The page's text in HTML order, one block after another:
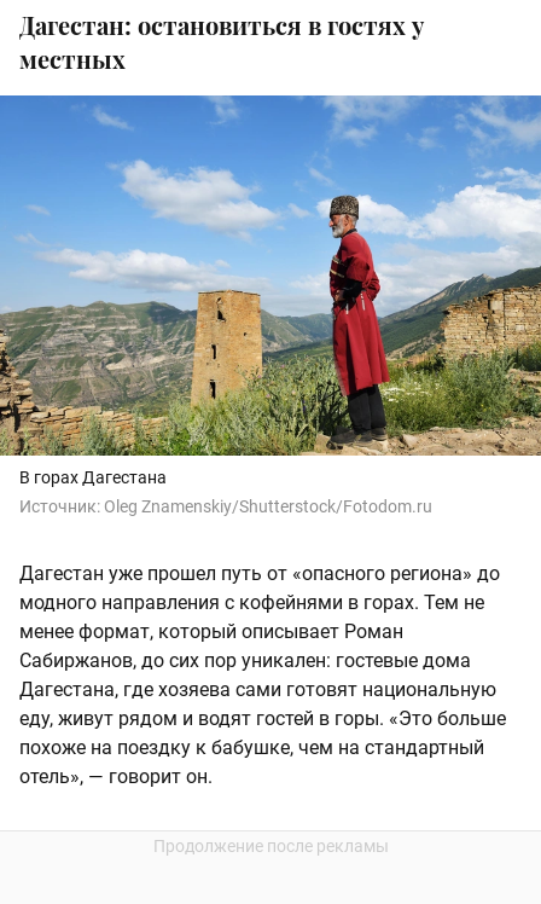
Дагестан: остановиться в гостях у
местных
В горах Дагестана
Источник: Oleg Znamenskiy/Shutterstock/Fotodom.ru
Дагестан уже прошел путь от «опасного региона» до
модного направления с кофейнями в горах. Тем не
менее формат, который описывает Роман
Сабиржанов, до сих пор уникален: гостевые дома
Дагестана, где хозяева сами готовят национальную
еду, живут рядом и водят гостей в горы. «Это больше
похоже на поездку к бабушке, чем на стандартный
отель», — говорит он.